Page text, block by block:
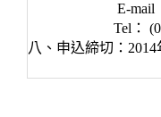
E-mail ：
Tel：
八、申込締切：2014